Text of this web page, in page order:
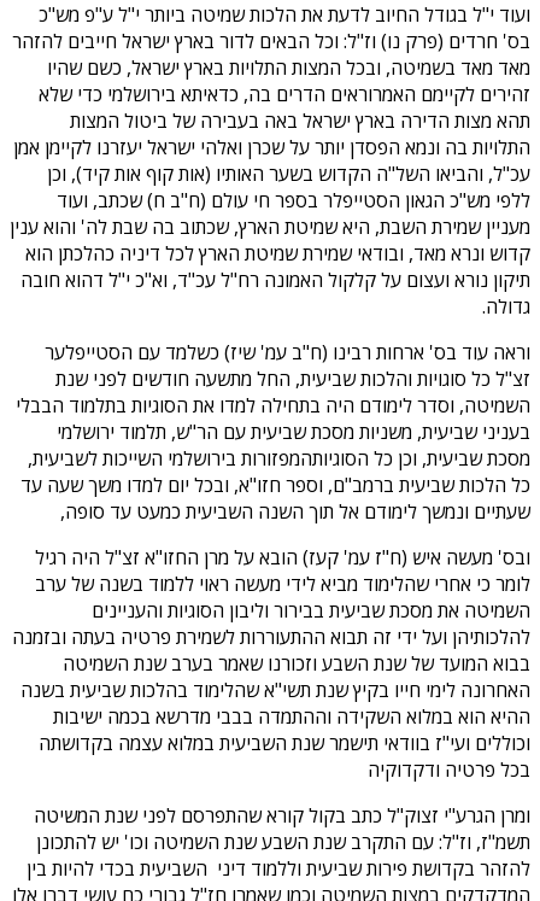
ועוד י"ל בגודל החיוב לדעת את הלכות שמיטה ביותר י"ל ע"פ מש"כ
בס' חרדים (פרק נו) וז"ל: וכל הבאים לדור בארץ ישראל חייבים להזהר
מאד מאד בשמיטה, ובכל המצות התלויות בארץ ישראל, כשם שהיו
זהירים לקיימם האמרוראים הדרים בה, כדאיתא בירושלמי כדי שלא
תהא מצות הדירה בארץ ישראל באה בעבירה של ביטול המצות
התלויות בה ונמא הפסדן יותר על שכרן ואלהי ישראל יעזרנו לקיימן אמן
עכ"ל, והביאו השל"ה הקדוש בשער האותיו (אות קוף אות קיד), וכן
ללפי מש"כ הגאון הסטייפלר בספר חי עולם (ח"ב ח) שכתב, ועוד
מעניין שמירת השבת, היא שמיטת הארץ, שכתוב בה שבת לה' והוא ענין
קדוש ונרא מאד, ובודאי שמירת שמיטת הארץ לכל דיניה כהלכתן הוא
תיקון נורא ועצום על קלקול האמונה רח"ל עכ"ד, וא"כ י"ל דהוא חובה
גדולה.
וראה עוד בס' ארחות רבינו (ח"ב עמ' שיז) כשלמד עם הסטייפלער
זצ"ל כל סוגויות והלכות שביעית, החל מתשעה חודשים לפני שנת
השמיטה, וסדר לימודם היה בתחילה למדו את הסוגיות בתלמוד הבבלי
בעניני שביעית, משניות מסכת שביעית עם הר"ש, תלמוד ירושלמי
מסכת שביעית, וכן כל הסוגיותהמפזורות בירושלמי השייכות לשביעית,
כל הלכות שביעית ברמב"ם, וספר חזו"א, ובכל יום למדו משך שעה עד
שעתיים ונמשך לימודם אל תוך השנה השביעית כמעט עד סופה,
ובס' מעשה איש (ח"ז עמ' קעז) הובא על מרן החזו"א זצ"ל היה רגיל
לומר כי אחרי שהלימוד מביא לידי מעשה ראוי ללמוד בשנה של ערב
השמיטה את מסכת שביעית בבירור וליבון הסוגיות והעניינים
להלכותיהן ועל ידי זה תבוא ההתעוררות לשמירת פרטיה בעתה ובזמנה
בבוא המועד של שנת השבע וזכורנו שאמר בערב שנת השמיטה
האחרונה לימי חייו בקיץ שנת תשי"א שהלימוד בהלכות שביעית בשנה
ההיא הוא במלוא השקידה וההתמדה בבבי מדרשא בכמה ישיבות
וכוללים ועי"ז בוודאי תישמר שנת השביעית במלוא עצמה בקדושתה
בכל פרטיה ודקדוקיה
ומרן הגרע"י זצוק"ל כתב בקול קורא שהתפרסם לפני שנת המשיטה
תשמ"ז, וז"ל: עם התקרב שנת השבע שנת השמיטה וכו' יש להתכונן
להזהר בקדושת פירות שביעית וללמוד דיני השביעית בכדי להיות בין
המדקדקים במצות השמיטה וכמו שאמרו חז"ל גבורי כח עושי דברו אלו